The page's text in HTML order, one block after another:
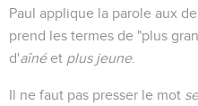
Paul applique la parole aux
prend les termes de "plus
d'aînéet plus jeune.
Il ne faut pas presser le mot